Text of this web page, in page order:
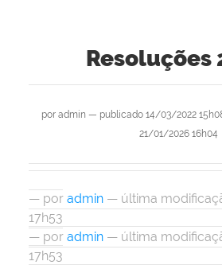
Resoluções
por admin — publicado 14/03/2022
21/01/2026 16h04
— por admin — última
17h53
— por admin — última
17h53